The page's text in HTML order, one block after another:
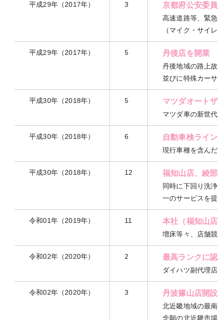
平成29年（2017年） 3 京都府公安委
高速道路等、緊
（マイク・サイ
平成29年（2017年） 5 丹後店を開業
丹後地域の路上
並びに特殊カー
平成30年（2018年） 5 マツダオート
マツダ車の新世
平成30年（2018年） 6 自動車検ライ
現行車種を含ん
平成30年（2018年） 12 福知山店、綾
同時に下回り洗
一のサービスを
令和01年（2019年） 11 本社（福知山
増床等々、店舗
令和02年（2020年） 2 最高ランクに
ダイハツ副代理
令和02年（2020年） 3 丹波篠山店開設
北近畿地域の最
念願の北近畿市